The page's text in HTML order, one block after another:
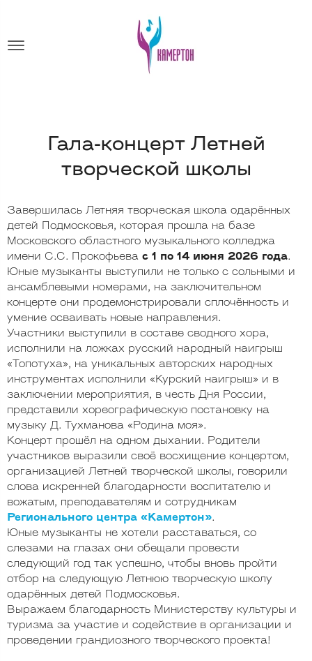
Гала-концерт Летней
творческой школы
Завершилась Летняя творческая школа одарённых
детей Подмосковья, которая прошла на базе
Московского областного музыкального колледжа
имени С.С. Прокофьева с 1 по 14 июня 2026 года.
Юные музыканты выступили не только с сольными и
ансамблевыми номерами, на заключительном
концерте они продемонстрировали сплочённость и
умение осваивать новые направления.
Участники выступили в составе сводного хора,
исполнили на ложках русский народный наигрыш
«Топотуха», на уникальных авторских народных
инструментах исполнили «Курский наигрыш» и в
заключении мероприятия, в честь Дня России,
представили хореографическую постановку на
музыку Д. Тухманова «Родина моя».
Концерт прошёл на одном дыхании. Родители
участников выразили своё восхищение концертом,
организацией Летней творческой школы, говорили
слова искренней благодарности воспитателю и
вожатым, преподавателям и сотрудникам
Регионального центра «Камертон».
Юные музыканты не хотели расставаться, со
слезами на глазах они обещали провести
следующий год так успешно, чтобы вновь пройти
отбор на следующую Летнюю творческую школу
одарённых детей Подмосковья.
Выражаем благодарность Министерству культуры и
туризма за участие и содействие в организации и
проведении грандиозного творческого проекта!